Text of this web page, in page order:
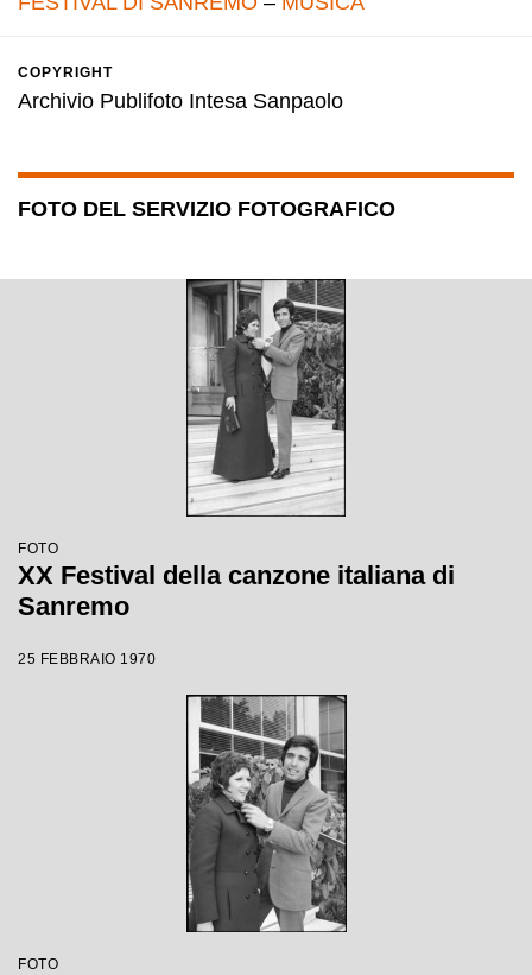
COPYRIGHT
Archivio Publifoto Intesa Sanpaolo
FOTO DEL SERVIZIO FOTOGRAFICO
FOTO
XX Festival della canzone italiana di
Sanremo
25 FEBBRAIO 1970
FOTO